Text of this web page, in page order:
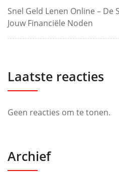
Snel Geld Lenen Online – De
Jouw Financiële Noden
Laatste reacties
Geen reacties om te tonen.
Archief